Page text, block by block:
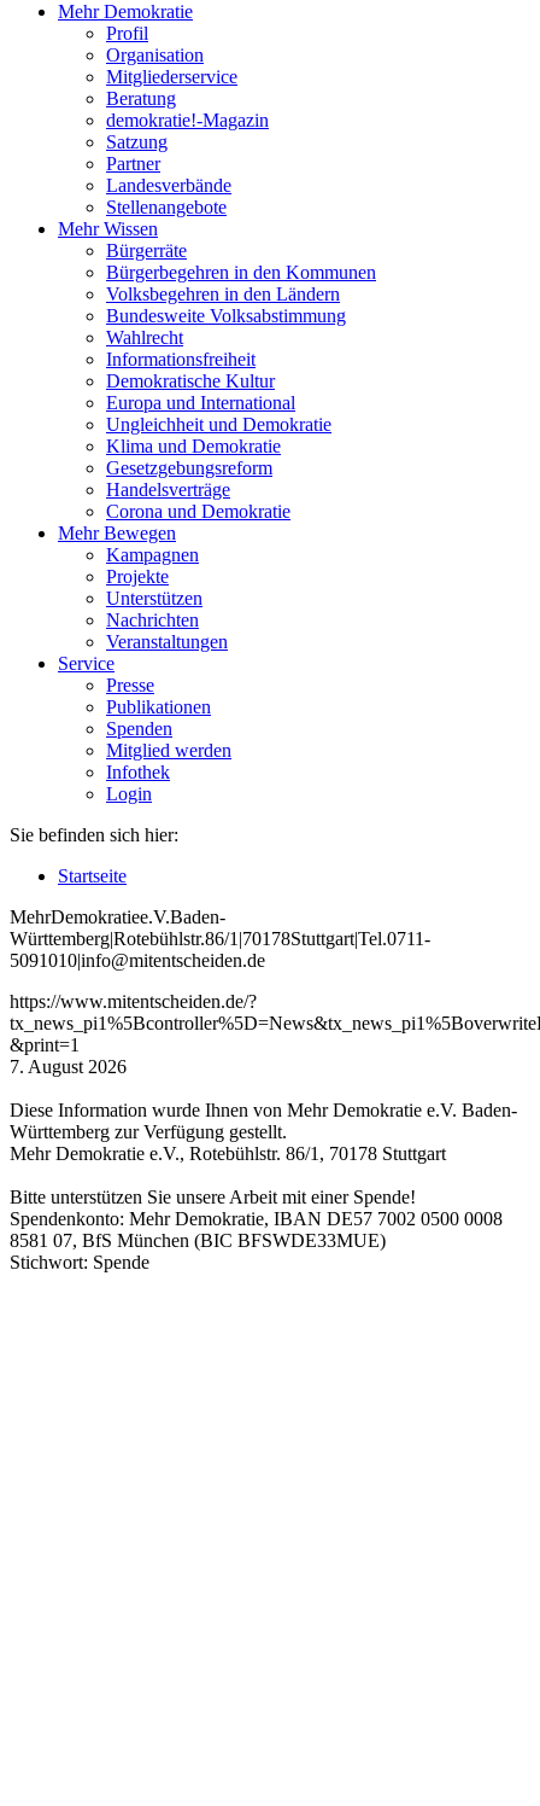
Mehr Demokratie
Profil
Organisation
Mitgliederservice
Beratung
demokratie!-Magazin
Satzung
Partner
Landesverbände
Stellenangebote
Mehr Wissen
Bürgerräte
Bürgerbegehren in den Kommunen
Volksbegehren in den Ländern
Bundesweite Volksabstimmung
Wahlrecht
Informationsfreiheit
Demokratische Kultur
Europa und International
Ungleichheit und Demokratie
Klima und Demokratie
Gesetzgebungsreform
Handelsverträge
Corona und Demokratie
Mehr Bewegen
Kampagnen
Projekte
Unterstützen
Nachrichten
Veranstaltungen
Service
Presse
Publikationen
Spenden
Mitglied werden
Infothek
Login
Sie befinden sich hier:
Startseite
MehrDemokratiee.V.Baden-
Württemberg|Rotebühlstr.86/1 |70178Stuttgart|Tel.0711-
5091010|info@mitentscheiden.de
https://www.mitentscheiden.de/?
&print=1
7. August 2026
Diese Information wurde Ihnen von Mehr Demokratie e.V. Baden-
Württemberg zur Verfügung gestellt.
Mehr Demokratie e.V., Rotebühlstr. 86/1, 70178 Stuttgart
Bitte unterstützen Sie unsere Arbeit mit einer Spende!
Spendenkonto: Mehr Demokratie, IBAN DE57 7002 0500 0008
8581 07, BfS München (BIC BFSWDE33MUE)
Stichwort: Spende